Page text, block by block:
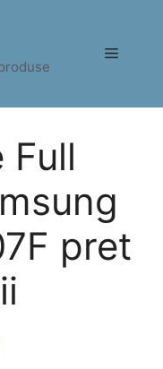
Meniu
Full
pret